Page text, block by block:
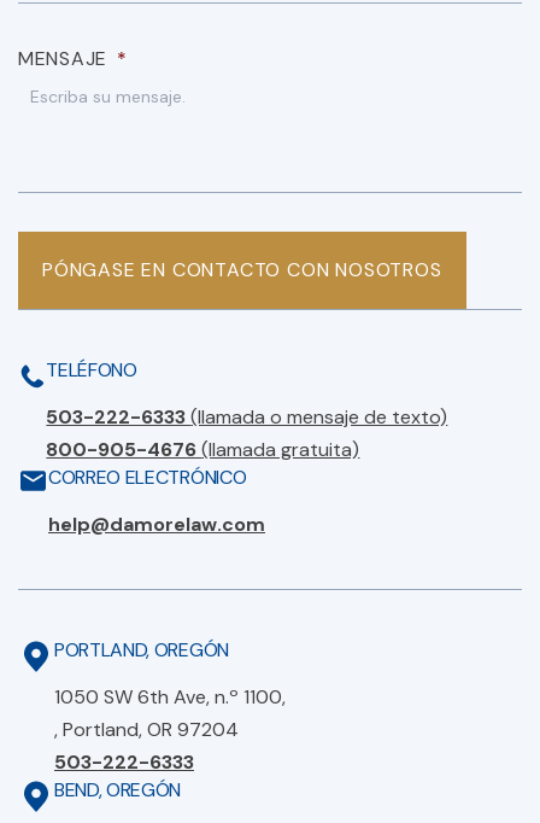
MENSAJE *
PÓNGASE EN CONTACTO CON NOSOTROS
TELÉFONO
503-222-6333(llamada o mensaje de texto)
800-905-4676(llamada gratuita)
CORREO ELECTRÓNICO
help@damorelaw.com
PORTLAND, OREGÓN
1050 SW 6th Ave, n.º 1100,
, Portland, OR 97204
503-222-6333
BEND, OREGÓN